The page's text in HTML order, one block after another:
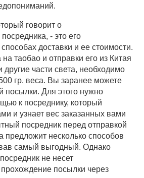
говорит о
- это его
доставки и ее стоимости.
таобао и отправки его из Китая
части света, необходимо
гр. веса. Вы заранее можете
посылки. Для этого нужно
к посреднику, который
и узнает вес заказанных вами
посредник перед отправкой
предложит несколько способов
самый выгодный. Однако
не несет
прохождение посылки через